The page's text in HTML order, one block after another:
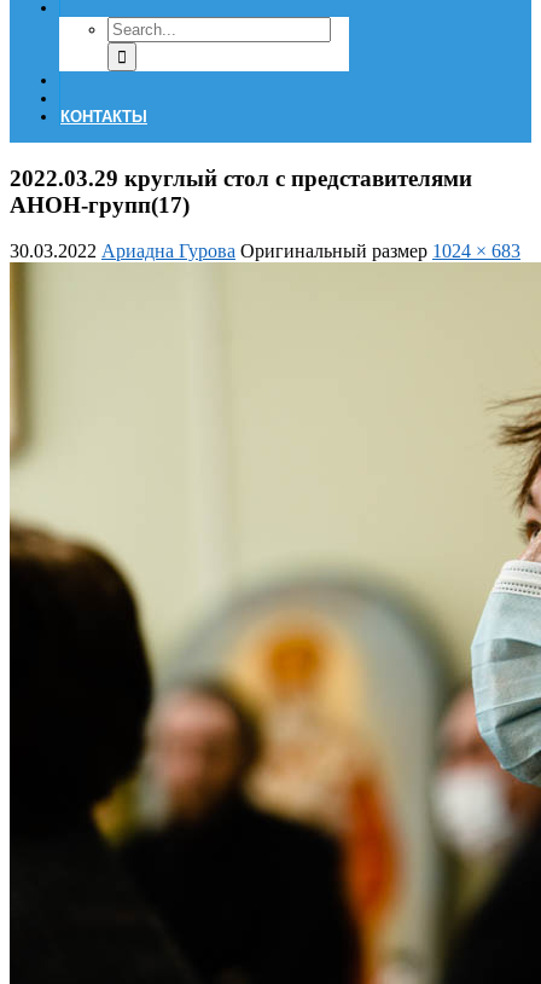
КОНТАКТЫ
2022.03.29 круглый стол с представителями
АНОН-групп(17)
30.03.2022 Ариадна Гурова Оригинальный размер 1024 × 683